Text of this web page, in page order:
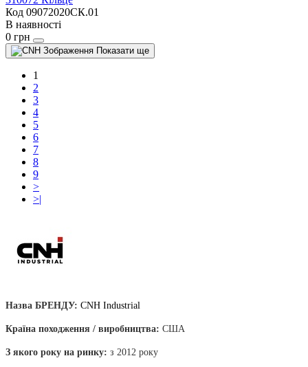
Код 09072020СК.01
В наявності
0 грн
Показати ще
1
2
3
4
5
6
7
8
9
>
>|
Назва БРЕНДУ: CNH Industrial
Країна походження / виробництва: США
З якого року на ринку: з 2012 року